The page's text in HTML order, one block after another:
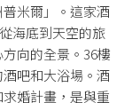
米爾」。這家酒
海底到天空的旅
向的全景。36樓
吧和大浴場。酒
婚計畫，是與重